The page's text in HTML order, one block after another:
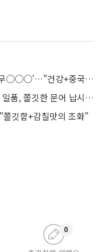
'2TV 저녁 생생정보' 비법 24시 밥상을 털어라, 삼채짬뽕 & 불고기짜짱면 맛집 '무○○○'…"건강+중국요리의 조화는?"
'2TV 저녁 생생정보' 고수의 부엌, 문어조개탕 맛집 '조○○○'…"시원한 국물이 일품, 쫄깃한 문어 납시오~!"
함+감칠맛의 조화"
0